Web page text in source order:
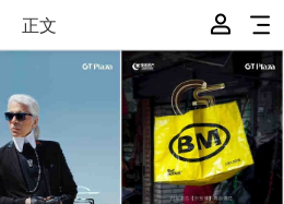
正文